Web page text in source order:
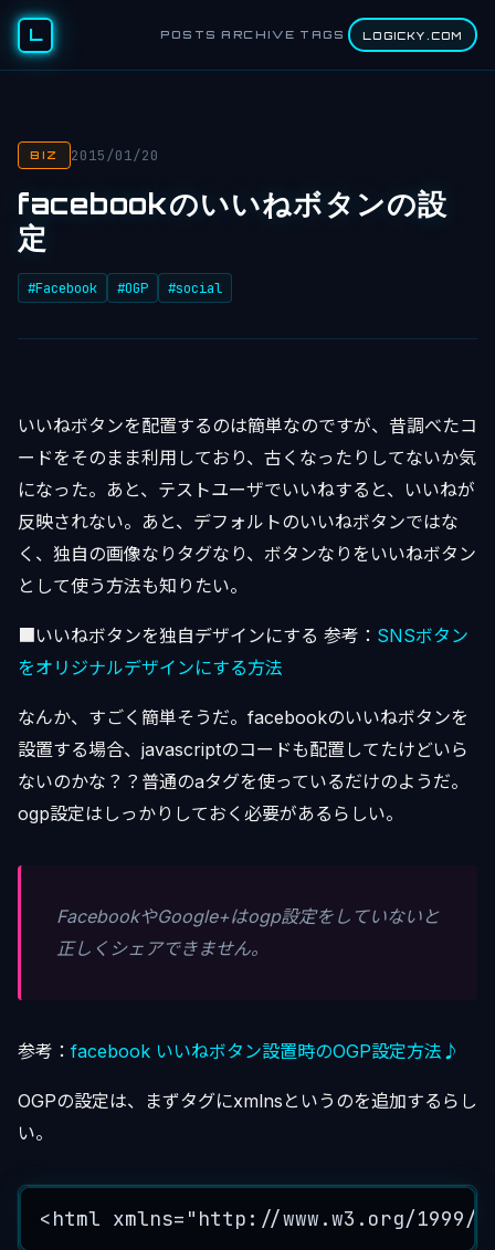
L POSTS ARCHIVE TAGS LOGICKY.COM
BIZ 2015/01/20
facebookのいいねボタンの設
定
#Facebook #OGP #social
いいねボタンを配置するのは簡単なのですが、昔調べたコ
ードをそのまま利用しており、古くなったりしてないか気
になった。あと、テストユーザでいいねすると、いいねが
反映されない。あと、デフォルトのいいねボタンではな
く、独自の画像なりタグなり、ボタンなりをいいねボタン
として使う方法も知りたい。
■いいねボタンを独自デザインにする 参考： SNSボタン
をオリジナルデザインにする方法
なんか、すごく簡単そうだ。facebookのいいねボタンを
設置する場合、javascriptのコードも配置してたけどいら
ないのかな？？普通のaタグを使っているだけのようだ。
ogp設定はしっかりしておく必要があるらしい。
FacebookやGoogle+はogp設定をしていないと
正しくシェアできません。
参考： facebook いいねボタン設置時のOGP設定方法♪
OGPの設定は、まずタグにxmlnsというのを追加するらし
い。
<html xmlns= " http://www.w3.org/1999/